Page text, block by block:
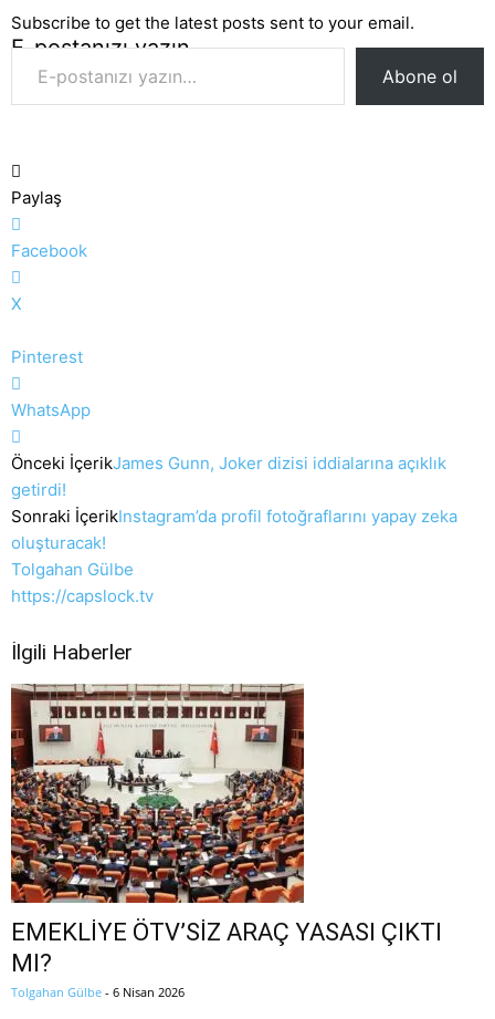
Subscribe to get the latest posts sent to your email.
E-postanızı yazın…
Abone ol
Paylaş
Facebook
X
Pinterest
WhatsApp
Önceki İçerikJames Gunn, Joker dizisi iddialarına açıklık
getirdi!
Sonraki İçerikInstagram’da profil fotoğraflarını yapay zeka
oluşturacak!
Tolgahan Gülbe
https://capslock.tv
İlgili Haberler
EMEKLİYE ÖTV’SİZ ARAÇ YASASI ÇIKTI
MI?
Tolgahan Gülbe - 6 Nisan 2026